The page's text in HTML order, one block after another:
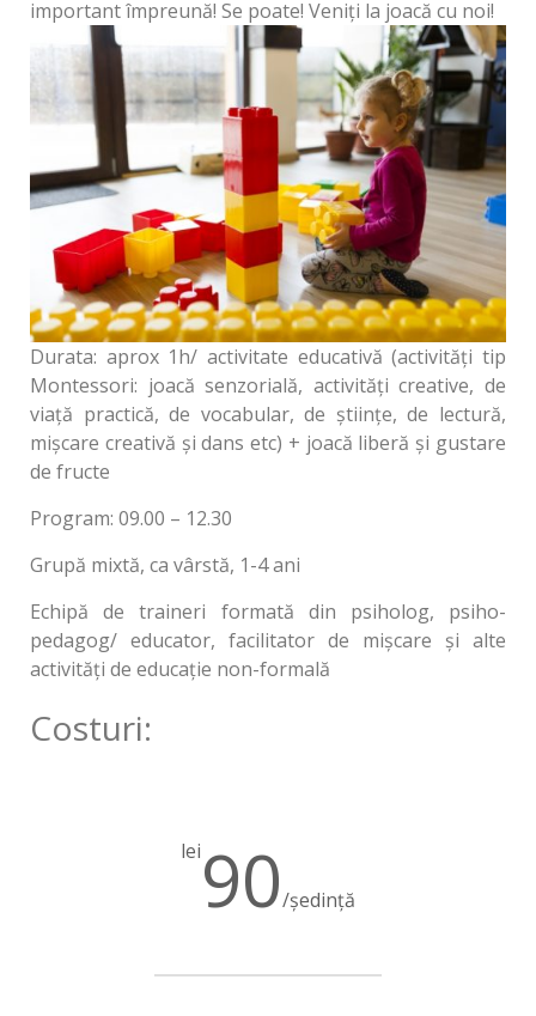
important împreună! Se poate! Veniți la joacă cu noi!
Durata: aprox 1h/ activitate educativă (activități tip
Montessori: joacă senzorială, activități creative, de
viață practică, de vocabular, de științe, de lectură,
mișcare creativă și dans etc) + joacă liberă și gustare
de fructe
Program: 09.00 – 12.30
Grupă mixtă, ca vârstă, 1-4 ani
Echipă de traineri formată din psiholog, psiho-
pedagog/ educator, facilitator de mișcare și alte
activități de educație non-formală
Costuri:
lei90/ședință